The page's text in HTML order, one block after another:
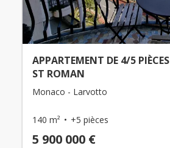
APPARTEMENT DE 4/5
ST ROMAN
Monaco - Larvotto
140 m² +5 pièces
5 900 000 €